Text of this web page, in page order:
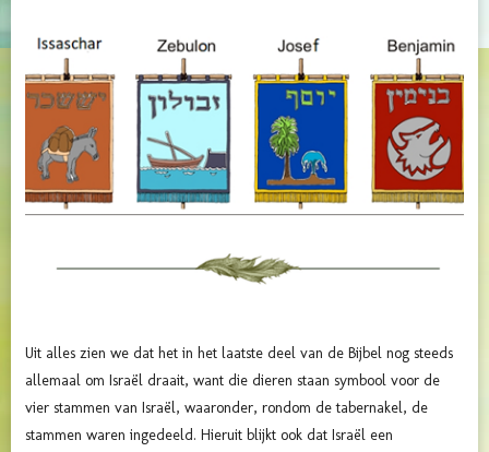
Uit alles zien we dat het in het laatste deel van de Bijbel nog steeds
allemaal om Israël draait, want die dieren staan symbool voor de
vier stammen van Israël, waaronder, rondom de tabernakel, de
stammen waren ingedeeld. Hieruit blijkt ook dat Israël een